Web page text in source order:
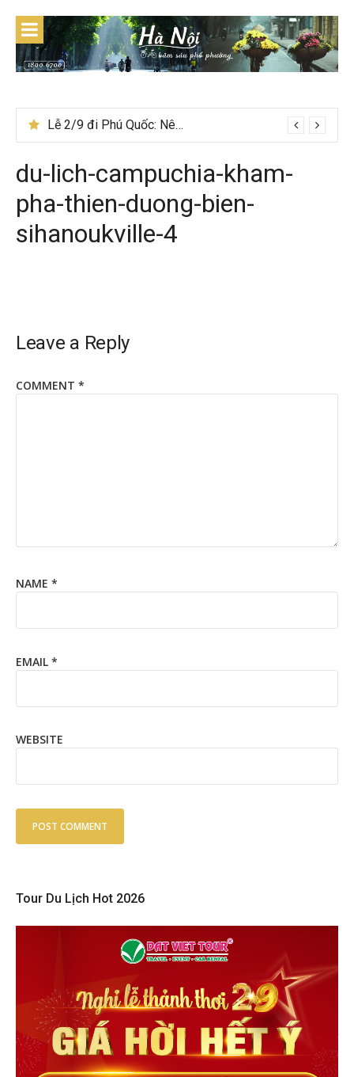
content
Lễ 2/9 đi Phú Quốc: Nên đi tour hay tự túc tiết kiệm hơn
Ẩm thực mùa đông Tây Bắc có gì đặc biệt
du-lich-campuchia-kham-
pha-thien-duong-bien-
sihanoukville-4
Leave a Reply
COMMENT *
NAME *
EMAIL *
WEBSITE
Tour Du Lịch Hot 2026